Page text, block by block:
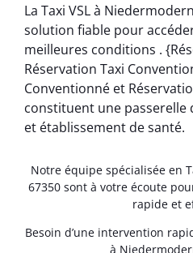
La Taxi VSL à
solution fiable pour
meilleures conditions .
Réservation Taxi
Conventionné et
constituent une
et établissement de santé.
Notre équipe spécialisée en
67350 sont à votre écoute
rapide et
Besoin d’une intervention
à